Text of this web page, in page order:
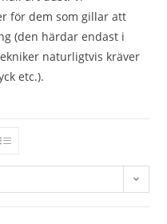
för dem som gillar att
(den härdar endast i
naturligtvis kräver
etc.).